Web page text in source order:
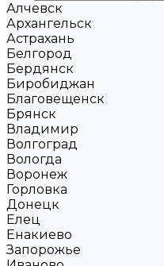
Алчевск
Архангельск
Астрахань
Белгород
Бердянск
Биробиджан
Благовещенск
Брянск
Владимир
Волгоград
Вологда
Воронеж
Горловка
Донецк
Елец
Енакиево
Запорожье